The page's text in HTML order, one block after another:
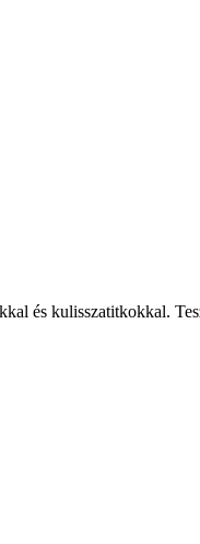
és kulisszatitkokkal.